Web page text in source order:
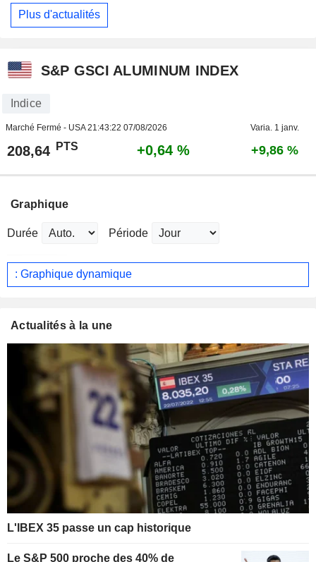
Plus d'actualités
S&P GSCI ALUMINUM INDEX
Indice
Marché Fermé - USA21:43:22 07/08/2026 Varia. 1 janv.
208,64 PTS +0,64 % +9,86 %
Graphique
Durée Période
: Graphique dynamique
Actualités à la une
L'IBEX 35 passe un cap historique
Le S&P 500 proche des 40% de